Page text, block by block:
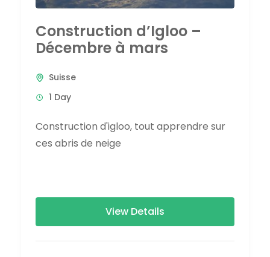
Construction d’Igloo –
Décembre à mars
Suisse
1 Day
Construction d'igloo, tout apprendre sur
ces abris de neige
View Details